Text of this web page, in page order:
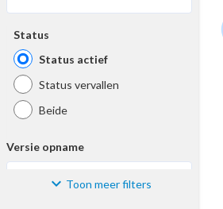
Status
Status actief
Status vervallen
Beide
Versie opname
Toon meer filters